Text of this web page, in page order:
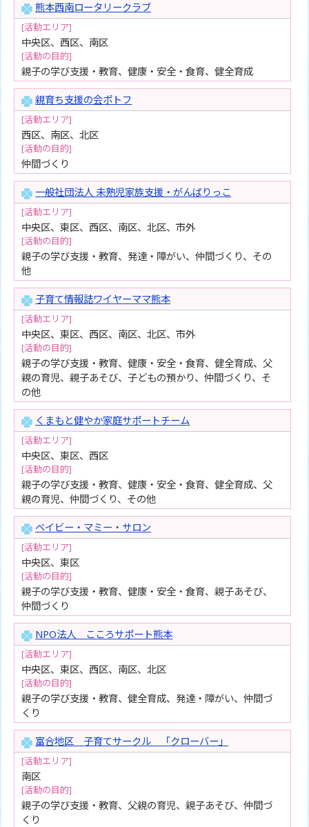
熊本西南ロータリークラブ
[活動エリア]
中央区、西区、南区
[活動の目的]
親子の学び支援・教育、健康・安全・食育、健全育成
親育ち支援の会ポトフ
[活動エリア]
西区、南区、北区
[活動の目的]
仲間づくり
一般社団法人 未熟児家族支援・がんばりっこ
[活動エリア]
中央区、東区、西区、南区、北区、市外
[活動の目的]
親子の学び支援・教育、発達・障がい、仲間づくり、その
他
子育て情報誌ワイヤーママ熊本
[活動エリア]
中央区、東区、西区、南区、北区、市外
[活動の目的]
親子の学び支援・教育、健康・安全・食育、健全育成、父
親の育児、親子あそび、子どもの預かり、仲間づくり、そ
の他
くまもと健やか家庭サポートチーム
[活動エリア]
中央区、東区、西区
[活動の目的]
親子の学び支援・教育、健康・安全・食育、健全育成、父
親の育児、仲間づくり、その他
ベイビー・マミー・サロン
[活動エリア]
中央区、東区
[活動の目的]
親子の学び支援・教育、健康・安全・食育、親子あそび、
仲間づくり
NPO法人 こころサポート熊本
[活動エリア]
中央区、東区、西区、南区、北区
[活動の目的]
親子の学び支援・教育、健全育成、発達・障がい、仲間づ
くり
富合地区 子育てサークル 「クローバー」
[活動エリア]
南区
[活動の目的]
親子の学び支援・教育、父親の育児、親子あそび、仲間づ
くり